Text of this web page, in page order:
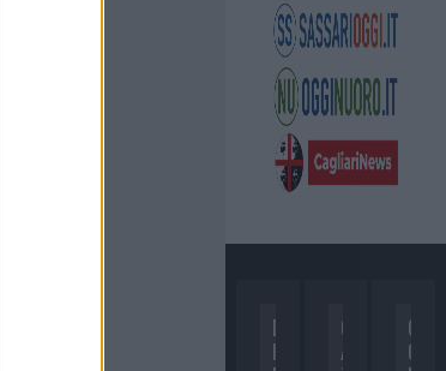
D
I
C
A
C
O